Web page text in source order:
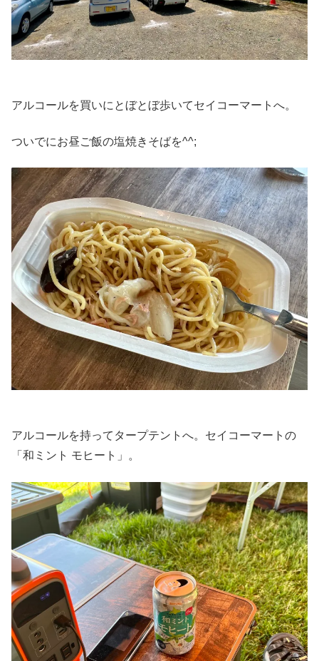
アルコールを買いにとぼとぼ歩いてセイコーマートへ。
ついでにお昼ご飯の塩焼きそばを^^;
アルコールを持ってタープテントへ。セイコーマートの
「和ミント モヒート」。